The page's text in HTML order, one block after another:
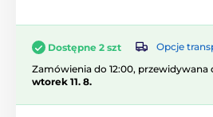
Dostępne 2 szt
Opcje
Zamówienia do 12:00, przewidywana
wtorek 11. 8.